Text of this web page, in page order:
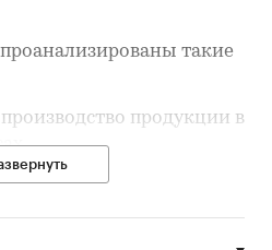
такие
продукции в
тепличного бизнеса